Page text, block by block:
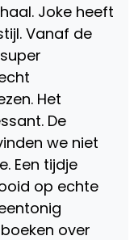
Joke heeft
Vanaf de
Het
De
we niet
Een tijdje
op echte
over